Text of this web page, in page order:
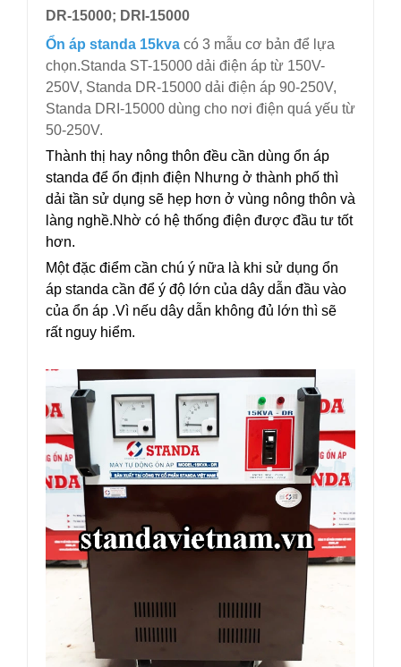
DR-15000; DRI-15000
Ổn áp standa 15kva có 3 mẫu cơ bản để lựa
chọn.Standa ST-15000 dải điện áp từ 150V-
250V, Standa DR-15000 dải điện áp 90-250V,
Standa DRI-15000 dùng cho nơi điện quá yếu từ
50-250V.
Thành thị hay nông thôn đều cần dùng ổn áp
standa để ổn định điện Nhưng ở thành phố thì
dải tần sử dụng sẽ hẹp hơn ở vùng nông thôn và
làng nghề.Nhờ có hệ thống điện được đầu tư tốt
hơn.
Một đặc điểm cần chú ý nữa là khi sử dụng ổn
áp standa cần để ý độ lớn của dây dẫn đầu vào
của ổn áp .Vì nếu dây dẫn không đủ lớn thì sẽ
rất nguy hiểm.